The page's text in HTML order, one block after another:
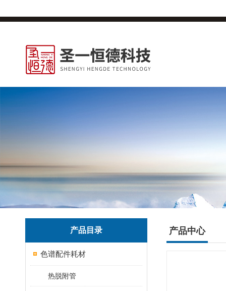
产品目录
色谱配件耗材
热脱附管
产品中心